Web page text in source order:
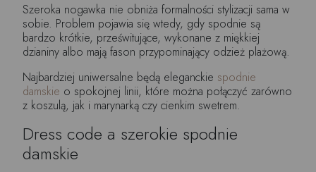
Szeroka nogawka nie obniża formalności stylizacji sama w
sobie. Problem pojawia się wtedy, gdy spodnie są
bardzo krótkie, prześwitujące, wykonane z miękkiej
dzianiny albo mają fason przypominający odzież plażową.
Najbardziej uniwersalne będą eleganckie spodnie
damskie o spokojnej linii, które można połączyć zarówno
z koszulą, jak i marynarką czy cienkim swetrem.
Dress code a szerokie spodnie
damskie